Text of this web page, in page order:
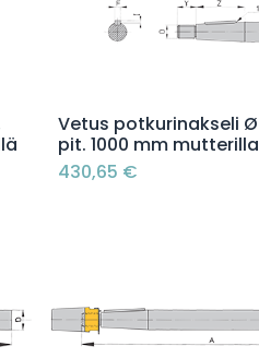
Lisää
Vetus potkurinakseli
pit. 1000 mm
430,65 €